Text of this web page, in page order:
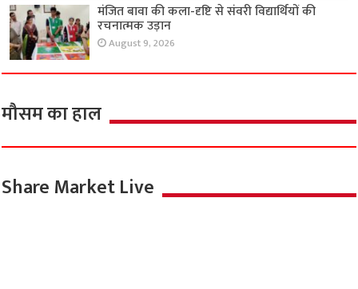
मंजित बावा की कला-दृष्टि से संवरी विद्यार्थियों की
रचनात्मक उड़ान
August 9, 2026
मौसम का हाल
Share Market Live